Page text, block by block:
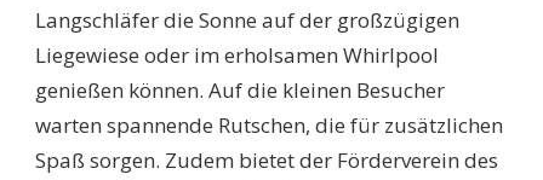
Langschläfer die Sonne auf der großzügigen
Liegewiese oder im erholsamen Whirlpool
genießen können. Auf die kleinen Besucher
warten spannende Rutschen, die für zusätzlichen
Spaß sorgen. Zudem bietet der Förderverein des